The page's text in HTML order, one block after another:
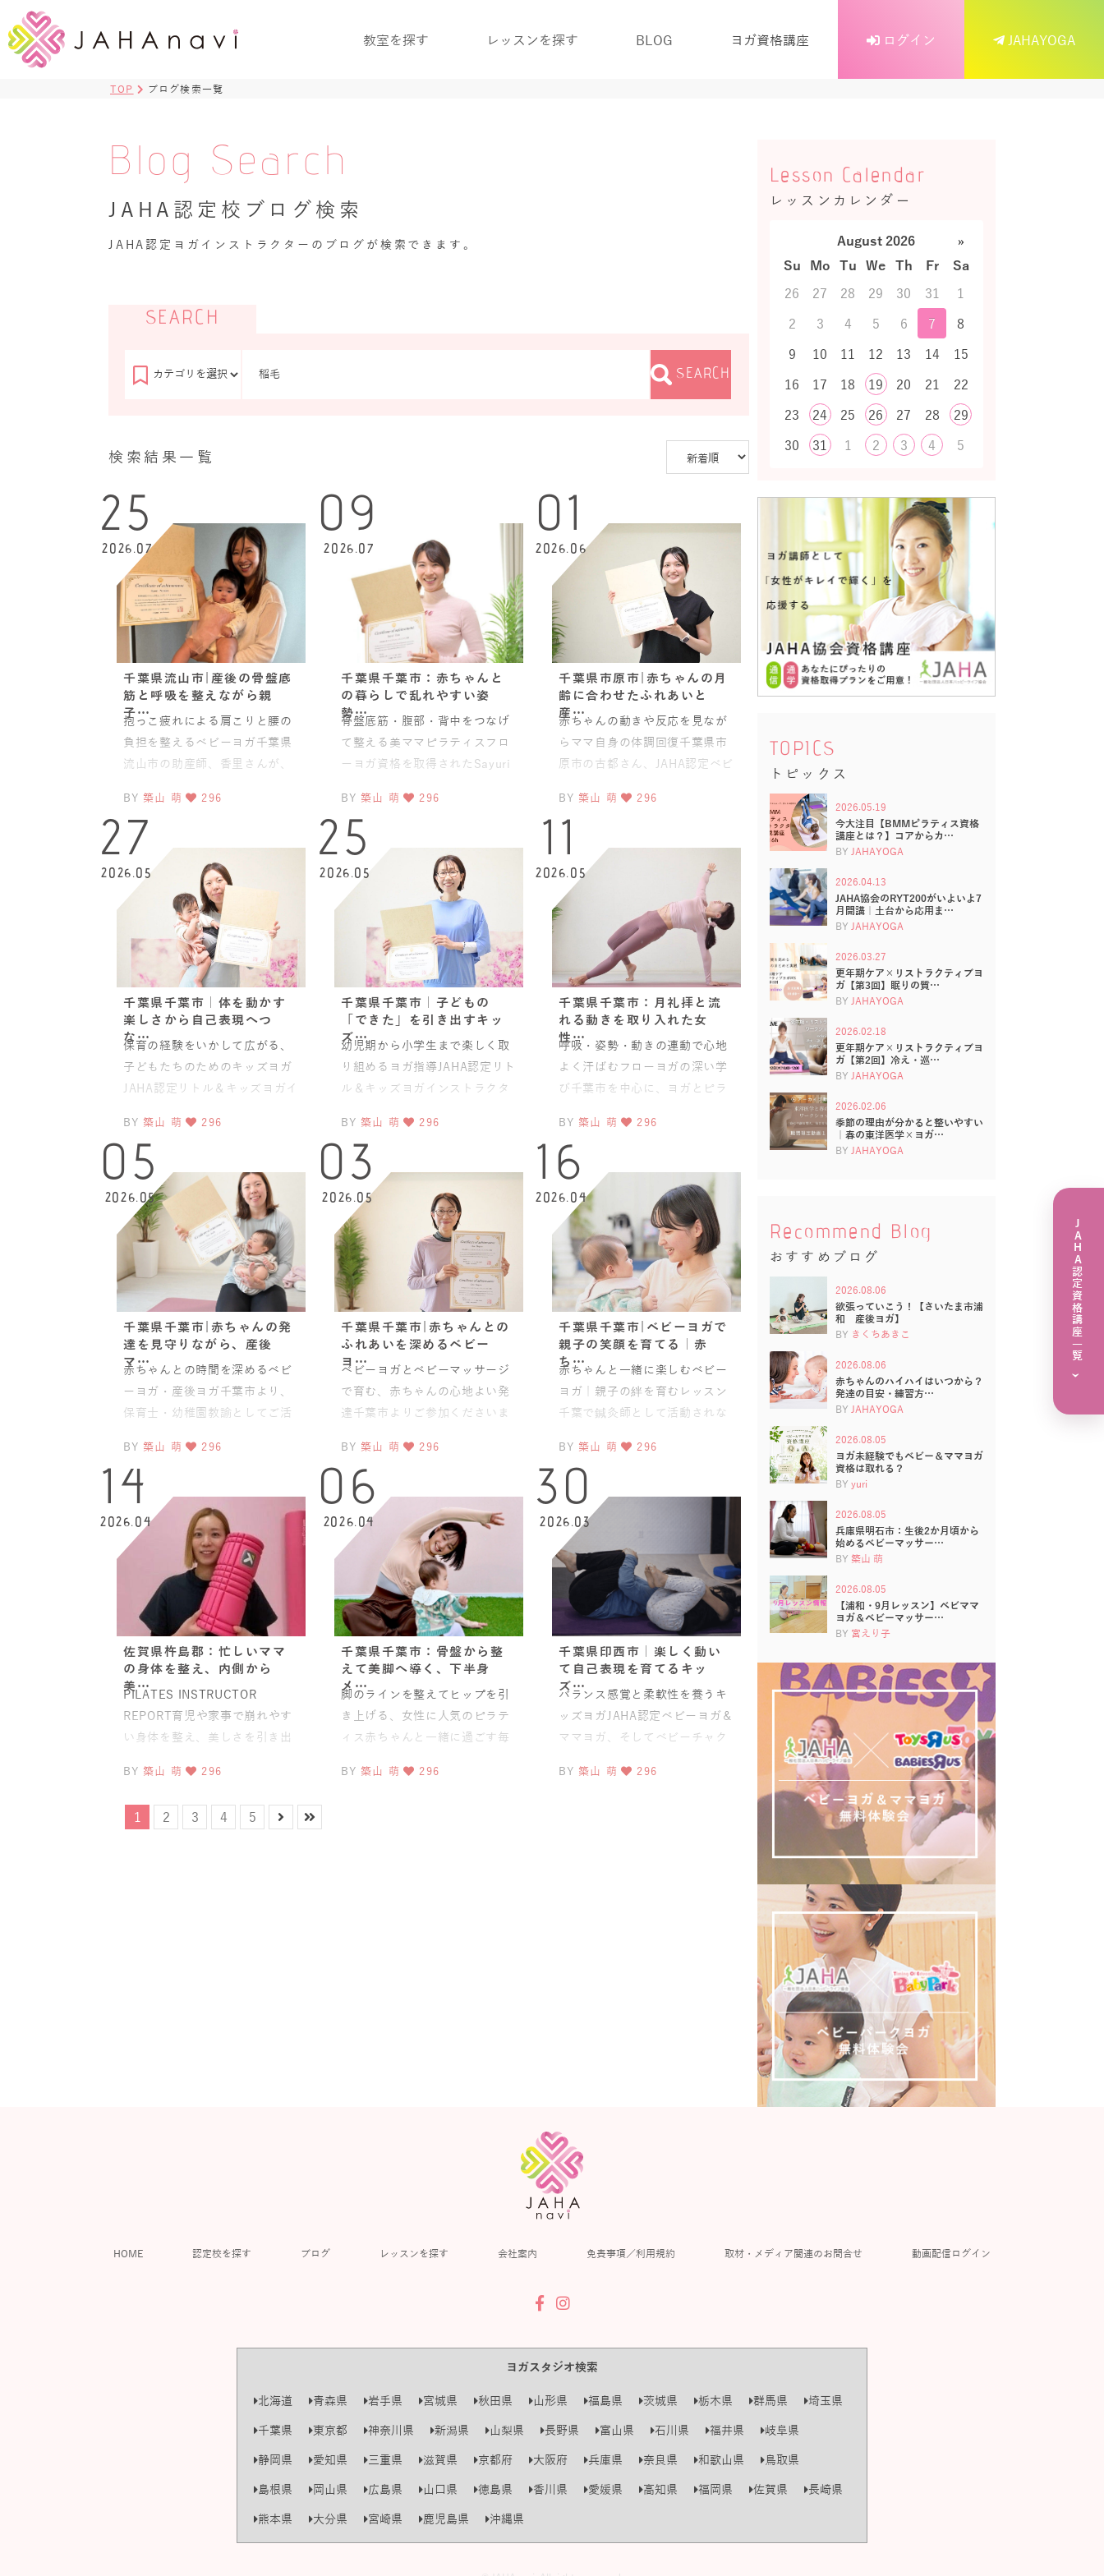
教室を探す レッスンを探す BLOG ヨガ資格講座 ログイン JAHAYOGA
TOP ブログ検索一覧
Blog Search
JAHA認定校ブログ検索
JAHA認定ヨガインストラクターのブログが検索できます。
SEARCH
SEARCH
検索結果一覧
25
2026.07
千葉県流山市|産後の骨盤底
筋と呼吸を整えながら親
子…
抱っこ疲れによる肩こりと腰の
負担を整えるベビーヨガ千葉県
流山市の助産師、香里さんが、
資格講座を受講されました
BY 築山 萌 296
09
2026.07
千葉県千葉市：赤ちゃんと
の暮らしで乱れやすい姿
勢…
骨盤底筋・腹部・背中をつなげ
て整える美ママピラティスフロ
ーヨガ資格を取得されたSayuri
スインストラクター
BY 築山 萌 296
01
2026.06
千葉県市原市|赤ちゃんの月
齢に合わせたふれあいと
産…
赤ちゃんの動きや反応を見なが
らママ自身の体調回復千葉県市
原市の古都さん、JAHA認定ベビ
受講、誠にありがとうござ
BY 築山 萌 296
27
2026.05
千葉県千葉市｜体を動かす
楽しさから自己表現へつ
な…
保育の経験をいかして広がる、
子どもたちのためのキッズヨガ
JAHA認定リトル＆キッズヨガイ
誠におめでとうございます
BY 築山 萌 296
25
2026.05
千葉県千葉市｜子どもの
「できた」を引き出すキッ
ズ…
幼児期から小学生まで楽しく取
り組めるヨガ指導JAHA認定リト
ル＆キッズヨガインストラクタ
うございます。chie先
BY 築山 萌 296
11
2026.05
千葉県千葉市：月礼拝と流
れる動きを取り入れた女
性…
呼吸・姿勢・動きの連動で心地
よく汗ばむフローヨガの深い学
び千葉市を中心に、ヨガとピラ
りさんが、JAHA認定フロー
BY 築山 萌 296
05
2026.05
千葉県千葉市|赤ちゃんの発
達を見守りながら、産後
マ…
赤ちゃんとの時間を深めるベビ
ーヨガ・産後ヨガ千葉市より、
保育士・幼稚園教諭としてご活
認定ベビーヨガ＆ママヨ
BY 築山 萌 296
03
2026.05
千葉県千葉市|赤ちゃんとの
ふれあいを深めるベビー
ヨ…
ベビーヨガとベビーマッサージ
で育む、赤ちゃんの心地よい発
達千葉市よりご参加くださいま
が、JAHA認定ベビーヨ
BY 築山 萌 296
16
2026.04
千葉県千葉市|ベビーヨガで
親子の笑顔を育てる｜赤
ち…
赤ちゃんと一緒に楽しむベビー
ヨガ｜親子の絆を育むレッスン
千葉で鍼灸師として活動されな
ストラクターとしても親子に関
BY 築山 萌 296
14
2026.04
佐賀県杵島郡：忙しいママ
の身体を整え、内側から
美…
PILATES INSTRUCTOR
REPORT育児や家事で崩れやす
い身体を整え、美しさを引き出
ーナーとして活
BY 築山 萌 296
06
2026.04
千葉県千葉市：骨盤から整
えて美脚へ導く、下半身
メ…
脚のラインを整えてヒップを引
き上げる、女性に人気のピラテ
ィス赤ちゃんと一緒に過ごす毎
点と、女性を支えるための学び
BY 築山 萌 296
30
2026.03
千葉県印西市｜楽しく動い
て自己表現を育てるキッ
ズ…
バランス感覚と柔軟性を養うキ
ッズヨガJAHA認定ベビーヨガ＆
ママヨガ、そしてベビーチャク
tabasa先生が、さら
BY 築山 萌 296
1 2 3 4 5
Lesson Calendar
レッスンカレンダー
August 2026
»
Su
Mo Tu We Th Fr
Sa
26
27 28 29 30 31
1
2
3 4 5 6 7
8
9
10 11 12 13 14
15
16
17 18 19 20 21
22
23
24 25 26 27 28
29
30
31 1 2 3 4 5
TOPICS
トピックス
2026.05.19
今大注目【BMMピラティス資格
講座とは？】コアからカ…
BY JAHAYOGA
2026.04.13
JAHA協会のRYT200がいよいよ7
月開講｜土台から応用ま…
BY JAHAYOGA
2026.03.27
更年期ケア×リストラクティブヨ
ガ【第3回】眠りの質…
BY JAHAYOGA
2026.02.18
更年期ケア×リストラクティブヨ
ガ【第2回】冷え・巡…
BY JAHAYOGA
2026.02.06
季節の理由が分かると整いやすい
｜春の東洋医学×ヨガ…
BY JAHAYOGA
Recommend Blog
おすすめブログ
2026.08.06
欲張っていこう！【さいたま市浦
和 産後ヨガ】
BY きくちあきこ
2026.08.06
赤ちゃんのハイハイはいつから？
発達の目安・練習方…
BY JAHAYOGA
2026.08.05
ヨガ未経験でもベビー＆ママヨガ
資格は取れる？
BY yuri
2026.08.05
兵庫県明石市：生後2か月頃から
始めるベビーマッサー…
BY 築山 萌
2026.08.05
【浦和・9月レッスン】ベビママ
ヨガ＆ベビーマッサー…
BY 宮えり子
HOME 認定校を探す ブログ レッスンを探す 会社案内 免責事項／利用規約 取材・メディア関連のお問合せ 動画配信ログイン
ヨガスタジオ検索
北海道 青森県 岩手県 宮城県 秋田県 山形県 福島県 茨城県 栃木県 群馬県
埼玉県
千葉県
東京都 神奈川県 新潟県 山梨県 長野県 富山県 石川県 福井県
岐阜県
静岡県
愛知県 三重県 滋賀県 京都府 大阪府 兵庫県 奈良県 和歌山県
鳥取県
島根県
岡山県 広島県 山口県 徳島県 香川県 愛媛県 高知県 福岡県 佐賀県
長崎県
熊本県
大分県 宮崎県 鹿児島県 沖縄県
JAHA認定資格講座一覧
›